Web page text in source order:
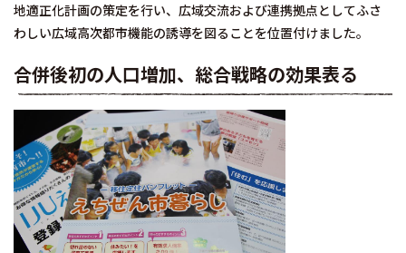
地適正化計画の策定を行い、広域交流および連携拠点としてふさ
わしい広域高次都市機能の誘導を図ることを位置付けました。
合併後初の人口増加、総合戦略の効果表る